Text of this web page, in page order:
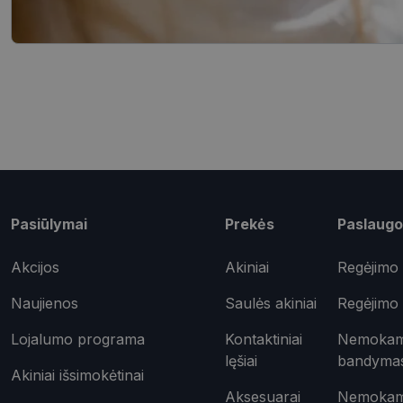
Pasiūlymai
Akcijos
Naujienos
Lojalumo programa
Akiniai išsimokėtinai
Prekės
Akiniai
Saulės akiniai
Kontaktiniai
lęšiai
Aksesuarai
shipping_country
Pavadinimas
_gcl_au
Pavadinimas